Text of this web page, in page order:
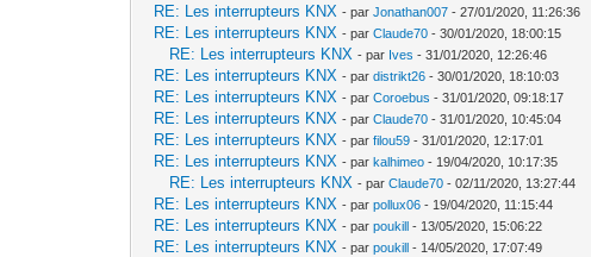
RE: Les interrupteurs KNX - parJonathan007 - 27/01/2020, 11:26:36
RE: Les interrupteurs KNX - parClaude70 - 30/01/2020, 18:00:15
RE: Les interrupteurs KNX - par Ives - 31/01/2020, 12:26:46
RE: Les interrupteurs KNX - pardistrikt26 - 30/01/2020, 18:10:03
RE: Les interrupteurs KNX - parCoroebus - 31/01/2020, 09:18:17
RE: Les interrupteurs KNX - parClaude70 - 31/01/2020, 10:45:04
RE: Les interrupteurs KNX - parfilou59 - 31/01/2020, 12:17:01
RE: Les interrupteurs KNX - parkalhimeo - 19/04/2020, 10:17:35
RE: Les interrupteurs KNX - parClaude70 - 02/11/2020, 13:27:44
RE: Les interrupteurs KNX - parpollux06 - 19/04/2020, 11:15:44
RE: Les interrupteurs KNX - parpoukill - 13/05/2020, 15:06:22
RE: Les interrupteurs KNX - parpoukill - 14/05/2020, 17:07:49